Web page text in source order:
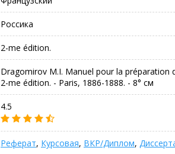
Россика
2-me édition.
Dragomirov M.I. Manuel pour la
2-me édition. - Paris, 1886-1888. - 8° см
4.5
Реферат, Курсовая, ВКР/Диплом,